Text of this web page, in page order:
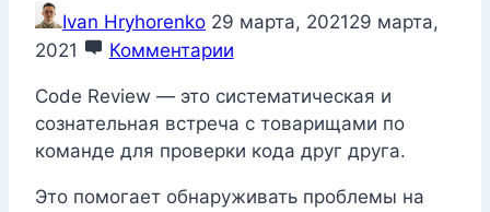
Ivan Hryhorenko 29 марта, 202129 марта,
2021
Комментарии
Code Review — это систематическая и
сознательная встреча с товарищами по
команде для проверки кода друг друга.
Это помогает обнаруживать проблемы на